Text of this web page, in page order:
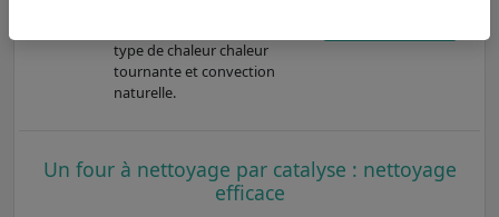
type de chaleur chaleur
tournante et convection
naturelle.
Un four à nettoyage par catalyse : nettoyage
efficace